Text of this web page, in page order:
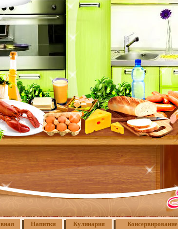
Напитки Кулинария Консервирование